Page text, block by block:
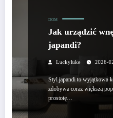
DOM
Jak urządzić
japandi?
Luckyluke 2026-
Styl japandi to wyjątkowa
zdobywa coraz większą
prostotę…